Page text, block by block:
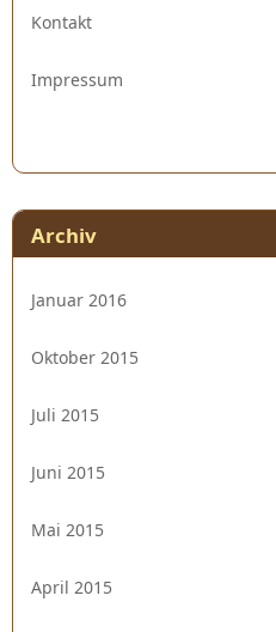
Kontakt
Impressum
Archiv
Januar 2016
Oktober 2015
Juli 2015
Juni 2015
Mai 2015
April 2015